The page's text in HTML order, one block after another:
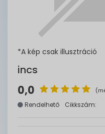
*A kép csak illusztráció
incs
0,0
Rendelhető Cikkszám: